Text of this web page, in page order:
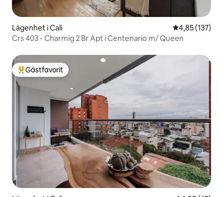
Lägenhet i Cali 4,85 av 5 i
4,85 (137)
Crs 403 - Charmig 2 Br Apt i Centenario m/ Queen
Populär gästfavorit
Gästfavorit